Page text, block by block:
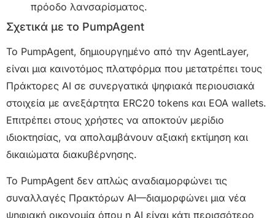
πρόοδο λανσαρίσματος.
Σχετικά με το PumpAgent
Το PumpAgent, δημιουργημένο από την AgentLayer,
είναι μια καινοτόμος πλατφόρμα που μετατρέπει τους
Πράκτορες AI σε συνεργατικά ψηφιακά περιουσιακά
στοιχεία με ανεξάρτητα ERC20 tokens και EOA wallets.
Επιτρέπει στους χρήστες να αποκτούν μερίδιο
ιδιοκτησίας, να απολαμβάνουν αξιακή εκτίμηση και
δικαιώματα διακυβέρνησης.
Το PumpAgent δεν απλώς αναδιαμορφώνει τις
συναλλαγές Πρακτόρων AI—διαμορφώνει μια νέα
ψηφιακή οικονομία όπου η AI είναι κάτι περισσότερο